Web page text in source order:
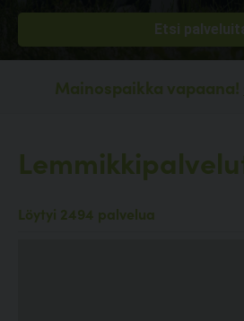
Mainospaikka vapaana!
Löytyi 2494 palvelua